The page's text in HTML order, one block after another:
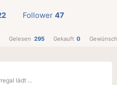
Follower 47
Gelesen 295 Gekauft 0
lädt …